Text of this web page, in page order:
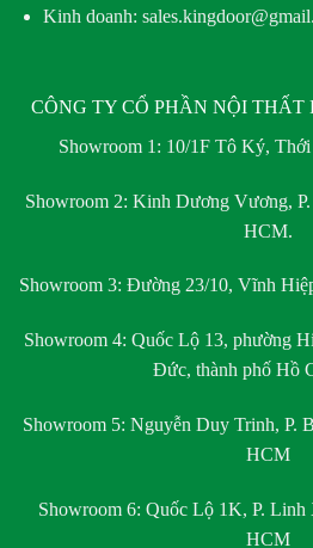
Kinh doanh:
CÔNG TY CỔ PHẦN NỘI
Showroom 1: 10/1F Tô Ký,
Showroom 2: Kinh Dương Vương,
HCM.
Showroom 3: Đường 23/10, Vĩnh
Showroom 4: Quốc Lộ 13, phường
Đức, thành phố Hồ
Showroom 5: Nguyễn Duy Trinh, P.
HCM
Showroom 6: Quốc Lộ 1K, P.
HCM